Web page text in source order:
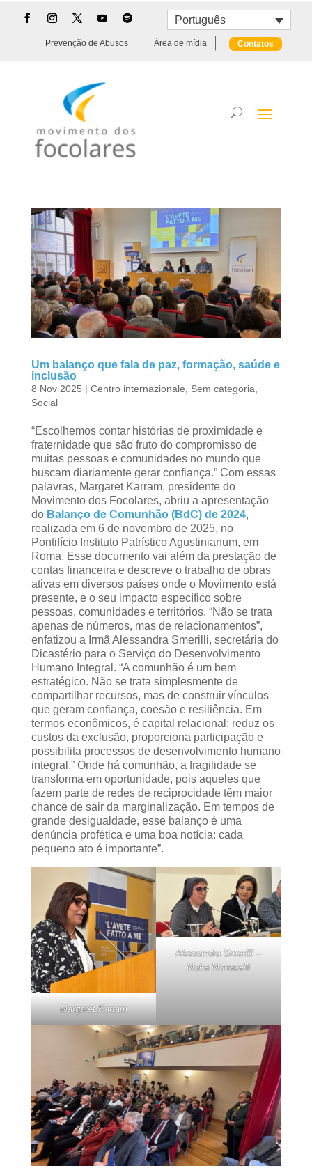
Português
Prevenção de Abusos Área de mídia Contatos
Um balanço que fala de paz, formação, saúde e
inclusão
8 Nov 2025 | Centro internazionale Sem categoria
Social
“Escolhemos contar histórias de proximidade e
fraternidade que são fruto do compromisso de
muitas pessoas e comunidades no mundo que
buscam diariamente gerar confiança.” Com essas
palavras, Margaret Karram, presidente do
Movimento dos Focolares, abriu a apresentação
do Balanço de Comunhão (BdC) de 2024,
realizada em 6 de novembro de 2025, no
Pontifício Instituto Patrístico Agustinianum, em
Roma. Esse documento vai além da prestação de
contas financeira e descreve o trabalho de obras
ativas em diversos países onde o Movimento está
presente, e o seu impacto específico sobre
pessoas, comunidades e territórios. “Não se trata
apenas de números, mas de relacionamentos”,
enfatizou a Irmã Alessandra Smerilli, secretária do
Dicastério para o Serviço do Desenvolvimento
Humano Integral. “A comunhão é um bem
estratégico. Não se trata simplesmente de
compartilhar recursos, mas de construir vínculos
que geram confiança, coesão e resiliência. Em
termos econômicos, é capital relacional: reduz os
custos da exclusão, proporciona participação e
possibilita processos de desenvolvimento humano
integral.” Onde há comunhão, a fragilidade se
transforma em oportunidade, pois aqueles que
fazem parte de redes de reciprocidade têm maior
chance de sair da marginalização. Em tempos de
grande desigualdade, esse balanço é uma
denúncia profética e uma boa notícia: cada
pequeno ato é importante”.
Margaret Karram
Alessandra Smerilli –
Moira Monacelli